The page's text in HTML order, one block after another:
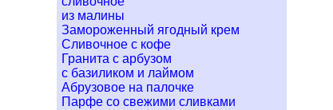
из малины
Замороженный ягодный крем
Сливочное с кофе
Гранита с арбузом
с базиликом и лаймом
Абрузовое на палочке
Парфе со свежими сливками